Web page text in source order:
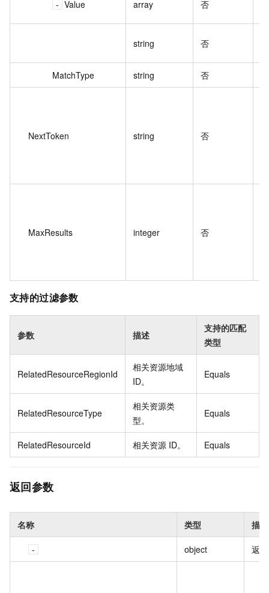
Value array 否
string 否
MatchType string 否
NextToken string 否
MaxResults integer 否
支持的过滤参数
参数 描述
支持的匹配
类型
RelatedResourceRegionId
相关资源地域
ID。
Equals
RelatedResourceType
相关资源类
型。
Equals
RelatedResourceId 相关资源 ID。 Equals
返回参数
名称 类型 描述
object 返